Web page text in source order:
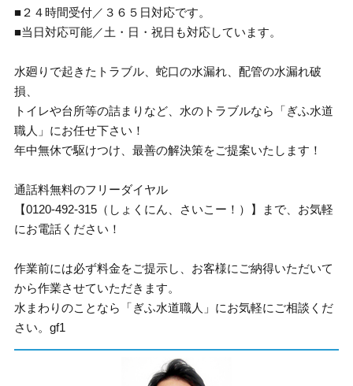
■２４時間受付／３６５日対応です。
■当日対応可能／土・日・祝日も対応しています。
水廻りで起きたトラブル、蛇口の水漏れ、配管の水漏れ破
損、
トイレや台所等の詰まりなど、水のトラブルなら「ぎふ水道
職人」にお任せ下さい！
年中無休で駆けつけ、最善の解決策をご提案いたします！
通話料無料のフリーダイヤル
【0120-492-315（しょくにん、さいこー！）】まで、お気軽
にお電話ください！
作業前には必ず料金をご提示し、お客様にご納得いただいて
から作業させていただきます。
水まわりのことなら「ぎふ水道職人」にお気軽にご相談くだ
さい。gf1